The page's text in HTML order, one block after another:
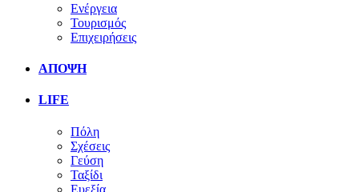
Ενέργεια
Τουρισμός
Επιχειρήσεις
ΑΠΟΨΗ
LIFE
Πόλη
Σχέσεις
Γεύση
Ταξίδι
Ευεξία